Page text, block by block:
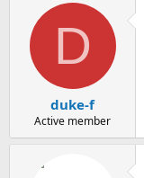
D
duke-f
Active member